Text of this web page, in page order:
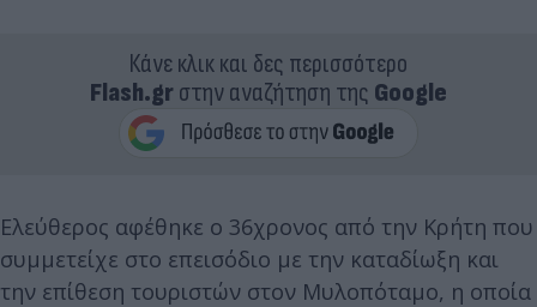
Κάνε κλικ και δες περισσότερο
Flash.grστην αναζήτηση της Google
Ελεύθερος αφέθηκε ο 36χρονος από την Κρήτη που
συμμετείχε στο επεισόδιο με την καταδίωξη και
την επίθεση τουριστών στον Μυλοπόταμο, η οποία